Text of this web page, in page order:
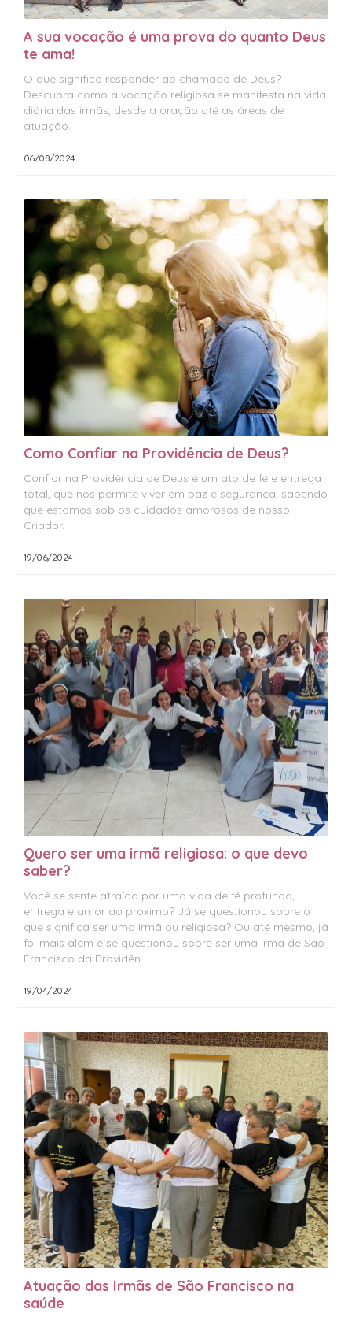
A sua vocação é uma prova do quanto Deus
te ama!
O que significa responder ao chamado de Deus?
Descubra como a vocação religiosa se manifesta na vida
diária das irmãs, desde a oração até as áreas de
atuação.
06/08/2024
Como Confiar na Providência de Deus?
Confiar na Providência de Deus é um ato de fé e entrega
total, que nos permite viver em paz e segurança, sabendo
que estamos sob os cuidados amorosos de nosso
Criador.
19/06/2024
Quero ser uma irmã religiosa: o que devo
saber?
Você se sente atraída por uma vida de fé profunda,
entrega e amor ao próximo? Já se questionou sobre o
que significa ser uma Irmã ou religiosa? Ou até mesmo, já
foi mais além e se questionou sobre ser uma Irmã de São
Francisco da Providên...
19/04/2024
Atuação das Irmãs de São Francisco na
saúde